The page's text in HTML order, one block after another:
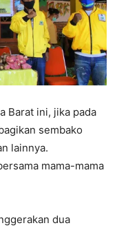
Barat ini, jika pada
sembako
lainnya.
mama-mama
dua